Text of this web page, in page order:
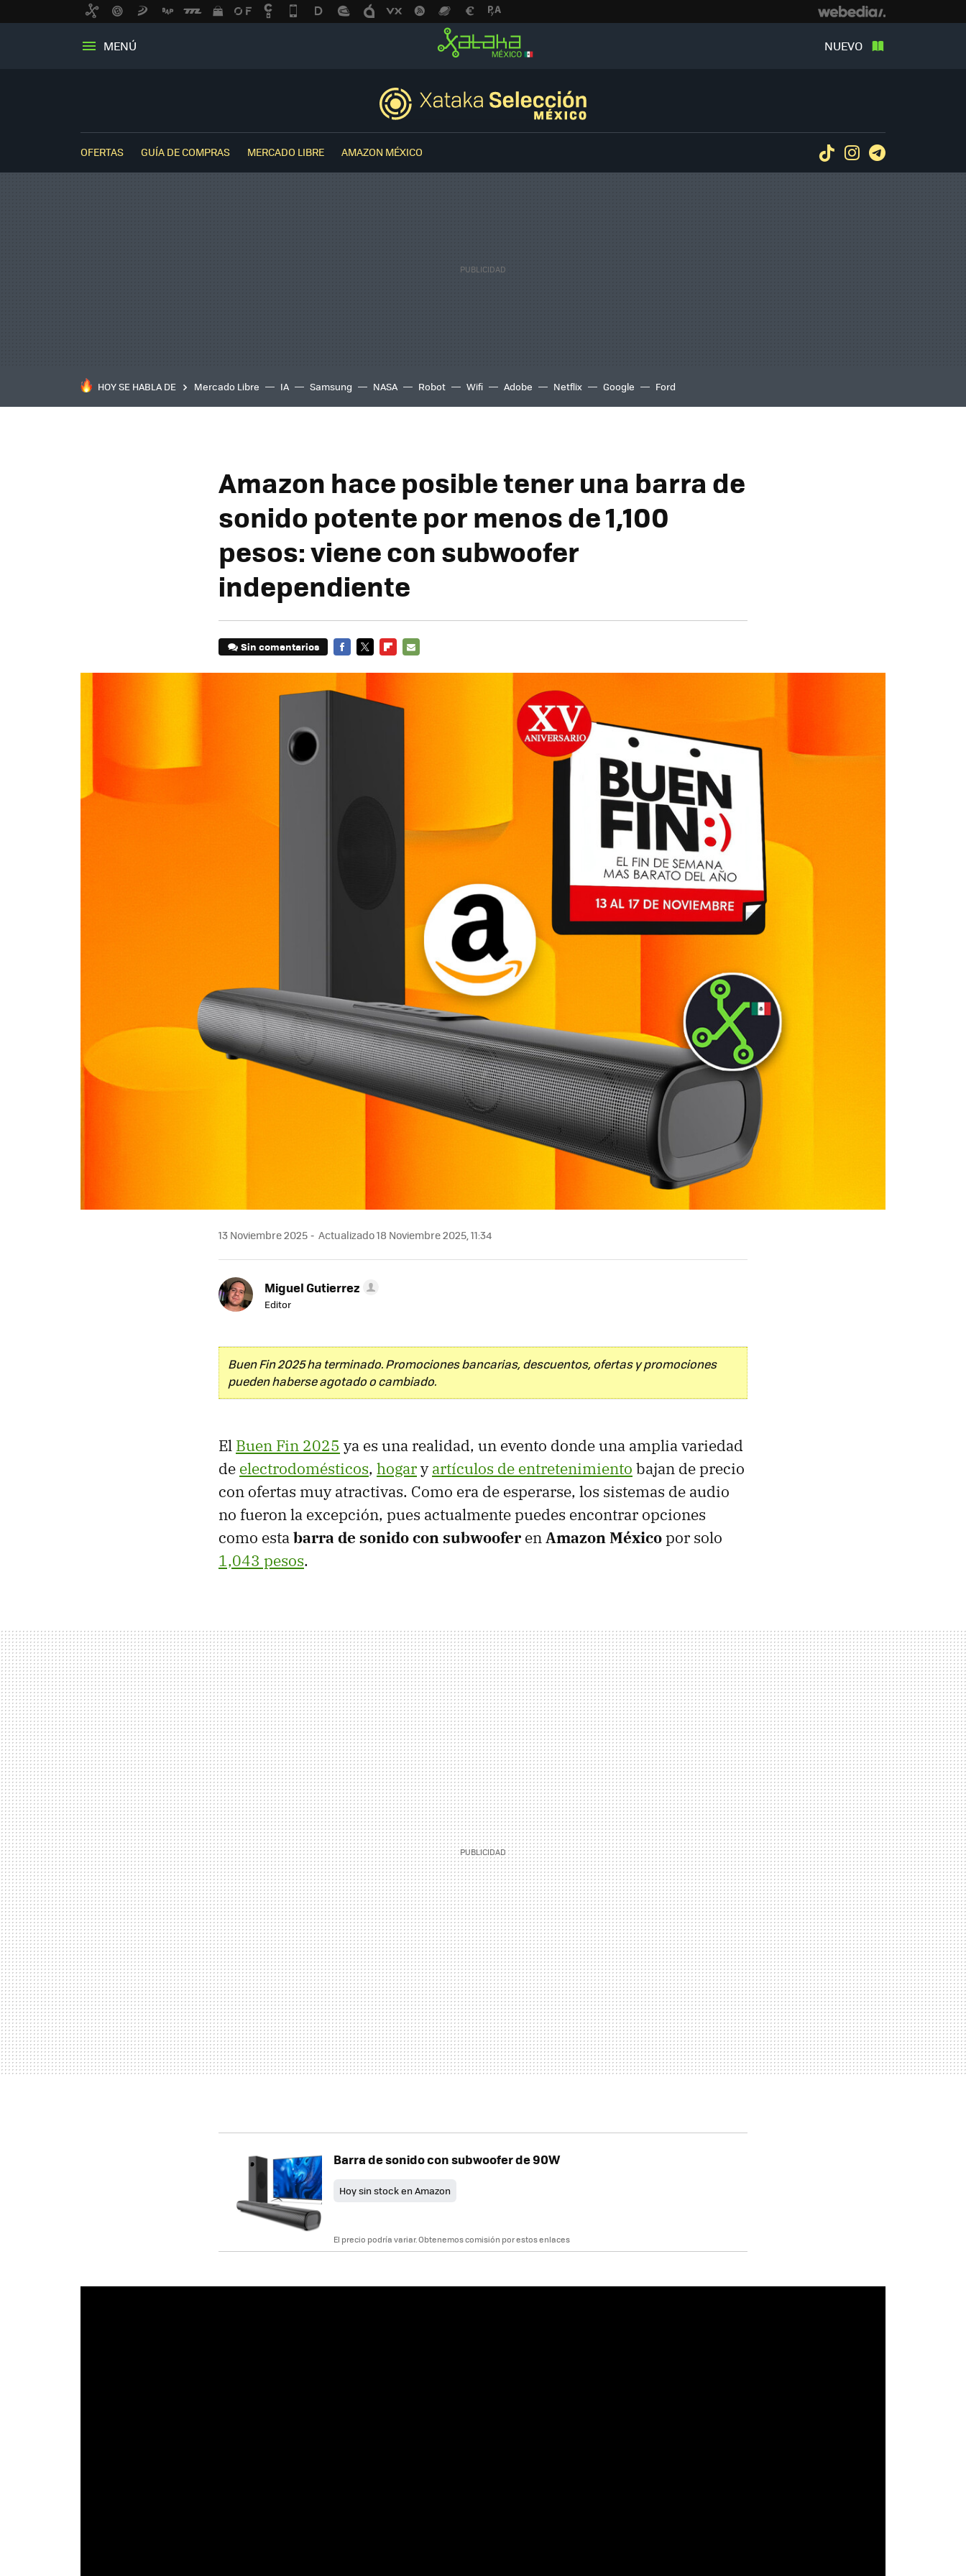
MENÚ NUEVO
OFERTAS GUÍA DE COMPRAS MERCADO LIBRE AMAZON MÉXICO TiktokInstagram
HOY SE HABLA DE Mercado Libre IA Samsung NASA Robot Wifi Adobe Netflix Google Ford
Amazon hace posible tener una barra de
sonido potente por menos de 1,100
pesos: viene con subwoofer
independiente
Sin comentarios
13 Noviembre 2025 Actualizado 18 Noviembre 2025, 11:34
Miguel Gutierrez
Editor
Buen Fin 2025 ha terminado. Promociones bancarias, descuentos, ofertas y promociones
pueden haberse agotado o cambiado.
El Buen Fin 2025 ya es una realidad, un evento donde una amplia variedad
de electrodomésticos, hogaryartículos de entretenimiento bajan de precio
con ofertas muy atractivas. Como era de esperarse, los sistemas de audio
no fueron la excepción, pues actualmente puedes encontrar opciones
como estabarra de sonido con subwoofer enAmazon Méxicopor solo
1,043 pesos.
Barra de sonido con subwoofer de 90W
Hoy sin stock en Amazon
El precio podría variar. Obtenemos comisión por estos enlaces